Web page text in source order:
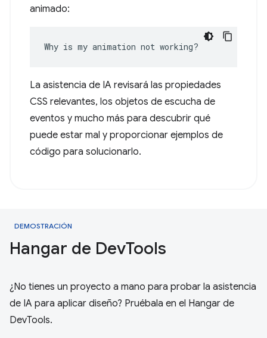
animado:
Why is my animation not working?
La asistencia de IA revisará las propiedades
CSS relevantes, los objetos de escucha de
eventos y mucho más para descubrir qué
puede estar mal y proporcionar ejemplos de
código para solucionarlo.
DEMOSTRACIÓN
Hangar de DevTools
¿No tienes un proyecto a mano para probar la asistencia
de IA para aplicar diseño? Pruébala en el Hangar de
DevTools.